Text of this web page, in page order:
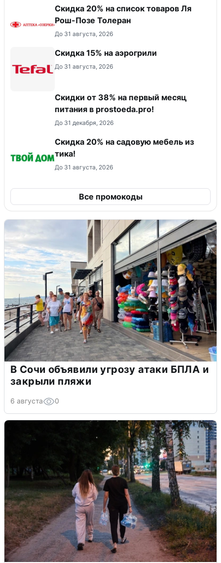
Скидка 20% на список товаров Ля
Рош-Позе Толеран
До 31 августа, 2026
Скидка 15% на аэрогрили
До 31 августа, 2026
​Скидки от 38% на первый месяц
питания в prostoeda.pro!
До 31 декабря, 2026
Скидка 20% на садовую мебель из
тика!
До 31 августа, 2026
Все промокоды
В Сочи объявили угрозу атаки БПЛА и
закрыли пляжи
6 августа 0